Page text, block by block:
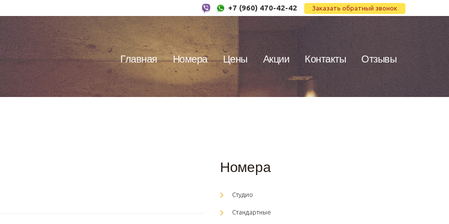
Заказать обратный звонок
+7 (960) 470-42-42
Главная Номера Цены Акции Контакты Отзывы
Номера
Студио
Стандартные